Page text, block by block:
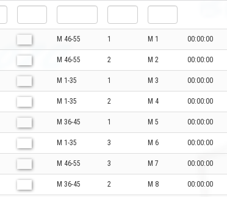
M 46-55 1 M 1 00:00:00
M 46-55 2 M 2 00:00:00
M 1-35 1 M 3 00:00:00
M 1-35 2 M 4 00:00:00
M 36-45 1 M 5 00:00:00
M 1-35 3 M 6 00:00:00
M 46-55 3 M 7 00:00:00
M 36-45 2 M 8 00:00:00